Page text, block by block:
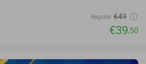
Regulier €49
€39,50